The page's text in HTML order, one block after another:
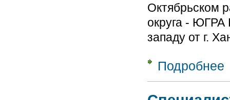
Октябрьском
округа - ЮГРА
западу от г.
Подробнее